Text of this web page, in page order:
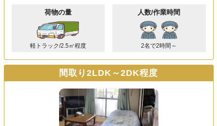
荷物の量
軽トラック/2.5㎥程度
人数/作業時間
2名で2時間～
間取り2LDK～2DK程度